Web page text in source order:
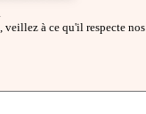
, veillez à ce qu'il respecte nos